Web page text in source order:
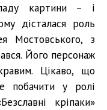
картини – і
дісталася роль
Мостовського, з
Його персонаж
Цікаво, що
побачити у ролі
кріпаки»